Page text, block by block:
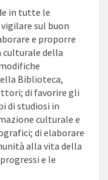
in tutte le
sul buon
e proporre
culturale della
Biblioteca,
di favorire gli
di studiosi in
culturale e
di elaborare
alla vita della
e le